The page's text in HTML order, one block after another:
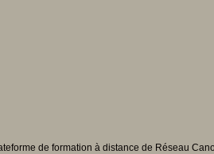
de formation à distance de Réseau